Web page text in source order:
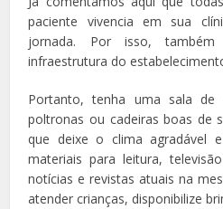
paciente vivencia em sua
jornada. Por isso,
infraestrutura do
Portanto, tenha uma sala de
poltronas ou cadeiras boas de
que deixe o clima agradável
materiais para leitura,
notícias e revistas atuais na
atender crianças, disponibilize